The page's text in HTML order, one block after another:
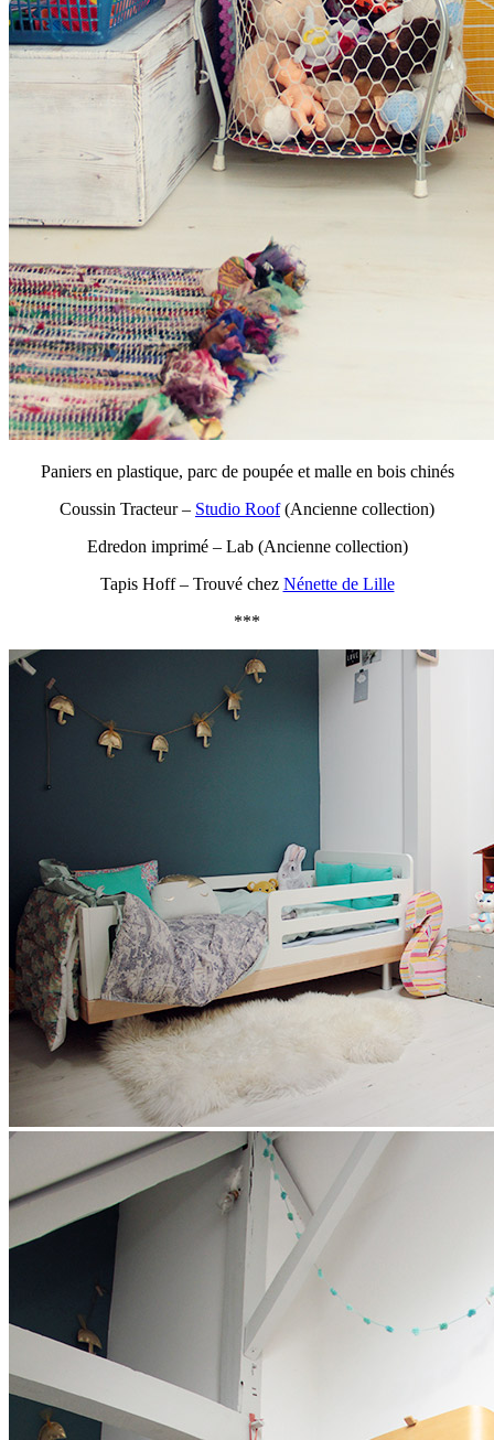
Paniers en plastique, parc de poupée et malle en bois chinés
Coussin Tracteur – Studio Roof(Ancienne collection)
Edredon imprimé – Lab (Ancienne collection)
Tapis Hoff – Trouvé chez Nénette de Lille
***